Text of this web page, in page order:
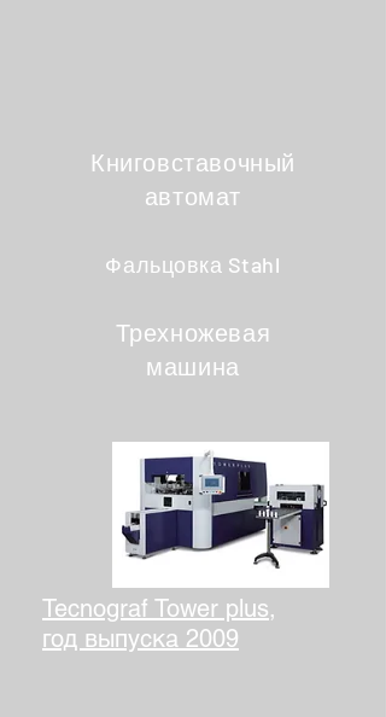
Книговставочный
автомат
Фальцовка Stahl
Трехножевая
машина
Tecnograf Tower plus,
год выпуска 2009